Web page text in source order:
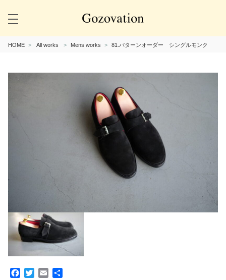
HOME All works Mens works 81.パターンオーダー シングルモンク
Previous
Facebook
Twitter
Email